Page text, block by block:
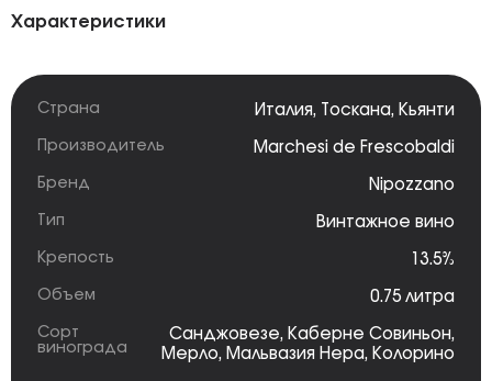
Характеристики
Страна Италия, Тоскана, Кьянти
Производитель Marchesi de Frescobaldi
Бренд Nipozzano
Тип Винтажное вино
Крепость 13.5%
Объем 0.75 литра
Сорт
винограда
Санджовезе, Каберне Совиньон,
Мерло, Мальвазия Нера, Колорино